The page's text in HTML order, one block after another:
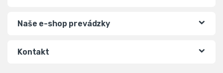
Naše e-shop prevádzky
Kontakt